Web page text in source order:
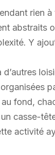
rien
abstraits
Y
fond,
casse-
activité